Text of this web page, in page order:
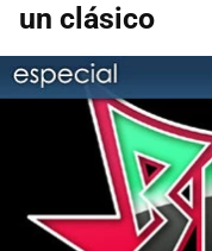
un clásico